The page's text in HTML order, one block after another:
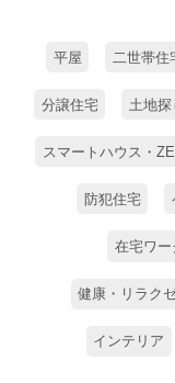
平屋 二世帯住
分譲住宅 土地探
スマートハウス・
防犯住宅
在宅ワー
健康・リラク
インテリア